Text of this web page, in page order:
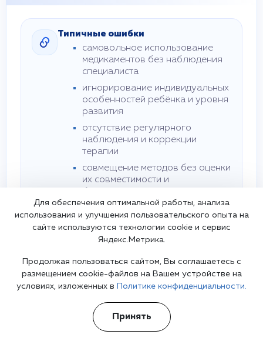
Типичные ошибки
самовольное использование
медикаментов без наблюдения
специалиста
игнорирование индивидуальных
особенностей ребёнка и уровня
развития
отсутствие регулярного
наблюдения и коррекции
терапии
совмещение методов без оценки
их совместимости и
Преимущества обращения к
специалисту
эмоционального и поведенческого профиля
индивидуальный план развития и терапии с
постепенной коррекцией и адаптацией к
минимизация рисков, поддержка семьи и
обучение навыкам адаптации
Для обеспечения оптимальной работы, анализа
использования и улучшения пользовательского опыта на
сайте используются технологии cookie и сервис
Яндекс.Метрика.
Продолжая пользоваться сайтом, Вы соглашаетесь с
размещением cookie-файлов на Вашем устройстве на
условиях, изложенных в
Политике конфиденциальности.
Принять